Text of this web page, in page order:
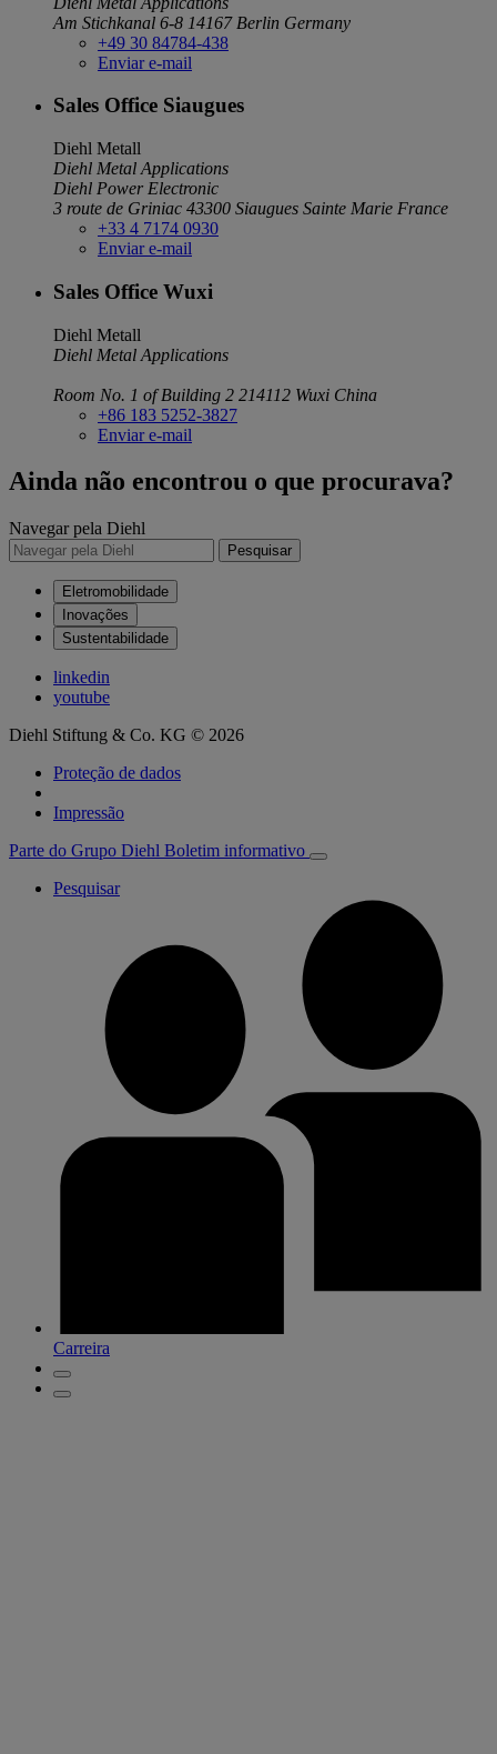
Am Stichkanal 6-8 14167 Berlin Germany
+49 30 84784-438
Enviar e-mail
Sales Office Siaugues
Diehl Metall
Diehl Metal Applications
Diehl Power Electronic
3 route de Griniac 43300 Siaugues Sainte Marie France
+33 4 7174 0930
Enviar e-mail
Sales Office Wuxi
Diehl Metall
Diehl Metal Applications
Room No. 1 of Building 2 214112 Wuxi China
+86 183 5252-3827
Enviar e-mail
Ainda não encontrou o que procurava?
Navegar pela Diehl
Pesquisar
Eletromobilidade
Inovações
Sustentabilidade
linkedin
youtube
Diehl Stiftung & Co. KG © 2026
Proteção de dados
Impressão
Parte do Grupo Diehl Boletim informativo
Pesquisar
Carreira